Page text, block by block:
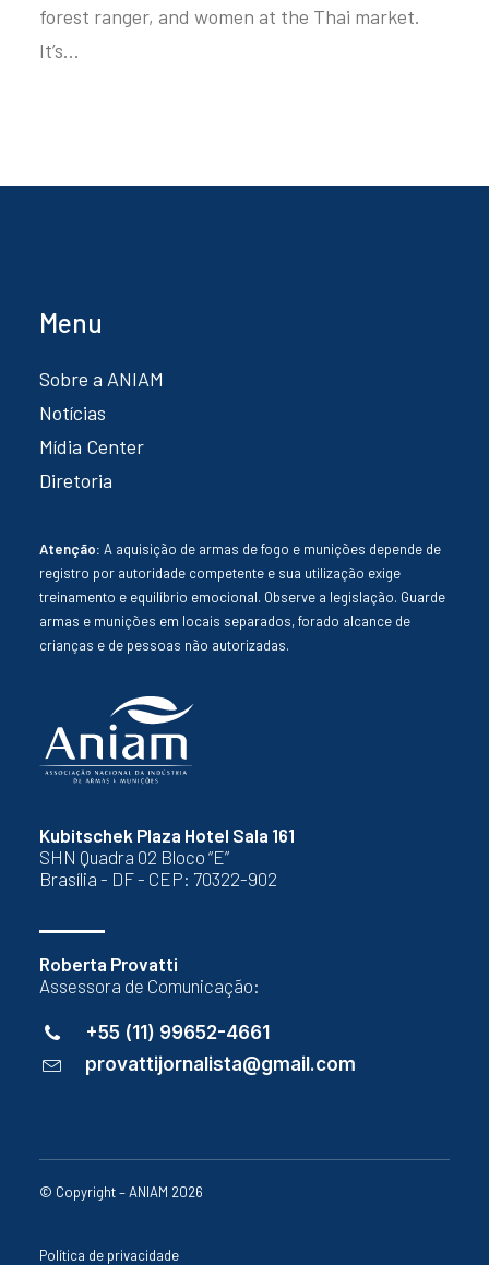
forest ranger, and women at the Thai market.
It’s…
Kubitschek Plaza Hotel Sala 161
SHN Quadra 02 Bloco “E”
Brasília - DF - CEP: 70322-902
Roberta Provatti
Assessora de Comunicação:
+55 (11) 99652-4661
provattijornalista@gmail.com
Menu
Sobre a ANIAM
Notícias
Mídia Center
Diretoria
Atenção: A aquisição de armas de fogo e munições depende de
registro por autoridade competente e sua utilização exige
treinamento e equilíbrio emocional. Observe a legislação. Guarde
armas e munições em locais separados, forado alcance de
crianças e de pessoas não autorizadas.
© Copyright – ANIAM 2026
Política de privacidade